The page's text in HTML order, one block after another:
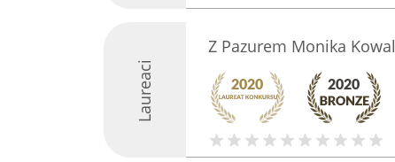
Laureaci
Z Pazurem Monika Kowal